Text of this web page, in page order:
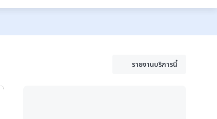
รายงานบริการนี้